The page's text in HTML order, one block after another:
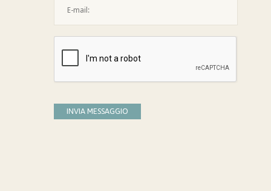
INVIA MESSAGGIO